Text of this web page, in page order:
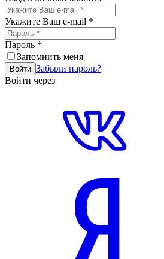
Укажите Ваш e-mail *
Пароль *
Запомнить меня
Войти Забыли пароль?
Войти через